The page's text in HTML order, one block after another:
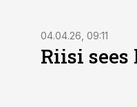
04.04.26, 09:11
Riisi sees